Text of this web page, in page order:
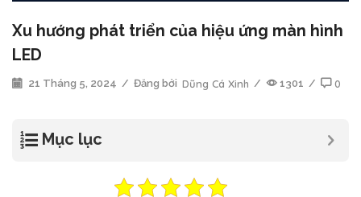
Xu hướng phát triển của hiệu ứng màn hình
LED
21 Tháng 5, 2024 / Đăng bởi Dũng Cá Xinh / 1301 / 0
Mục lục